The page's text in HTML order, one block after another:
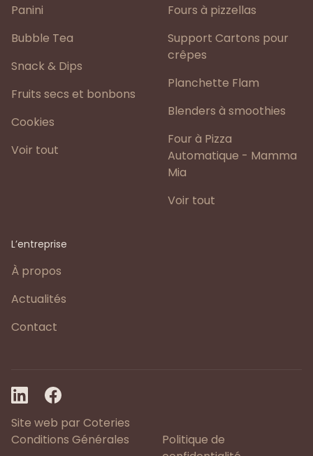
Panini
Bubble Tea
Snack & Dips
Fruits secs et bonbons
Cookies
Voir tout
Fours à pizzellas
Support Cartons pour
crêpes
Planchette Flam
Blenders à smoothies
Four à Pizza
Automatique - Mamma
Mia
Voir tout
L’entreprise
À propos
Actualités
Contact
Conditions Générales
Politique de
Site web par Coteries